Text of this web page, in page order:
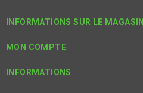
INFORMATIONS SUR LE MAGASIN
MON COMPTE
INFORMATIONS